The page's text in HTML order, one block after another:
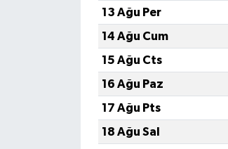
13 Ağu Per
14 Ağu Cum
15 Ağu Cts
16 Ağu Paz
17 Ağu Pts
18 Ağu Sal